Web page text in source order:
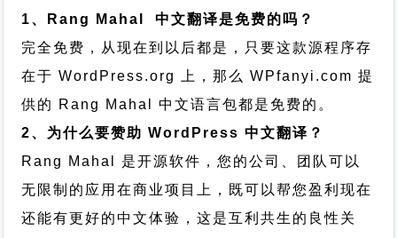
1、Rang Mahal 中文翻译是免费的吗？
完全免费，从现在到以后都是，只要这款源程序存
在于 WordPress.org 上，那么 WPfanyi.com 提
供的 Rang Mahal 中文语言包都是免费的。
2、为什么要赞助 WordPress 中文翻译？
Rang Mahal 是开源软件，您的公司、团队可以
无限制的应用在商业项目上，既可以帮您盈利现在
还能有更好的中文体验，这是互利共生的良性关